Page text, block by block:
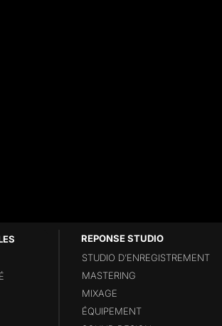
STUDIO D’ENREGISTREMENT
MASTERING
MIXAGE
ÉQUIPEMENT